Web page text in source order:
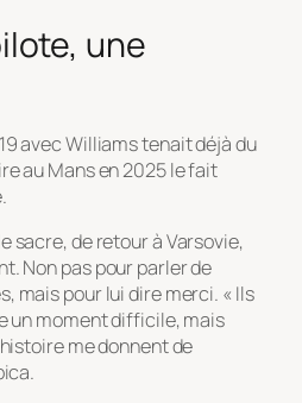
une
avec Williams tenait déjà du
au Mans en 2025 le fait
sacre, de retour à Varsovie,
Non pas pour parler de
mais pour lui dire merci. « Ils
un moment difficile, mais
me donnent de